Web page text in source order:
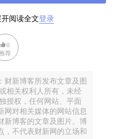
元消费城市地标，如北京
二层改造后成了二次元主
“吃谷”必打卡名单；上海
年轻人打卡等。谷子经济
断激发着消费场景的创新
中国“谷子经济”（二次元
达1689亿元，预计2029年
本土二次元企业崛起，与
阅读全文登录
0
荐
新博客所发布文章及图
相关权利人所有，未经
授权，任何网站、平面
网对相关媒体的网站信息
新博客的文章及图片。博
，不代表财新网的立场和